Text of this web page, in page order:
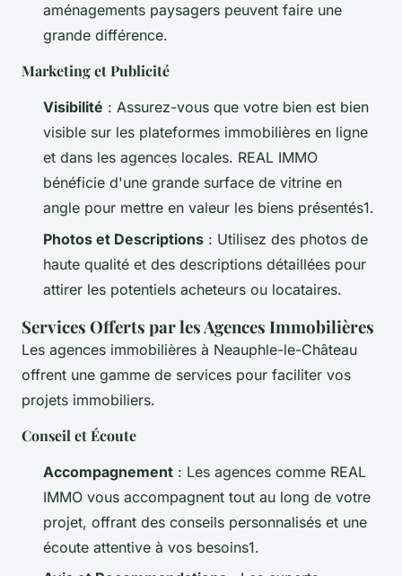
aménagements paysagers peuvent faire une
grande différence.
Marketing et Publicité
Visibilité : Assurez-vous que votre bien est bien
visible sur les plateformes immobilières en ligne
et dans les agences locales. REAL IMMO
bénéficie d'une grande surface de vitrine en
angle pour mettre en valeur les biens présentés1.
Photos et Descriptions : Utilisez des photos de
haute qualité et des descriptions détaillées pour
attirer les potentiels acheteurs ou locataires.
Services Offerts par les Agences Immobilières
Les agences immobilières à Neauphle-le-Château
offrent une gamme de services pour faciliter vos
projets immobiliers.
Conseil et Écoute
Accompagnement : Les agences comme REAL
IMMO vous accompagnent tout au long de votre
projet, offrant des conseils personnalisés et une
écoute attentive à vos besoins1.